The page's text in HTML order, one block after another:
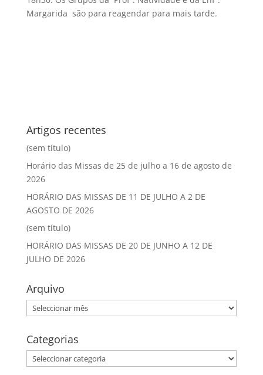
Margarida são para reagendar para mais tarde.
Artigos recentes
(sem título)
Horário das Missas de 25 de julho a 16 de agosto de
2026
HORÁRIO DAS MISSAS DE 11 DE JULHO A 2 DE
AGOSTO DE 2026
(sem título)
HORÁRIO DAS MISSAS DE 20 DE JUNHO A 12 DE
JULHO DE 2026
Arquivo
Arquivo
Categorias
Categorias